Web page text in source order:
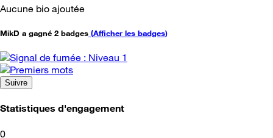
Aucune bio ajoutée
MikD a gagné 2 badges (Afficher les badges)
Suivre
Statistiques d'engagement
0